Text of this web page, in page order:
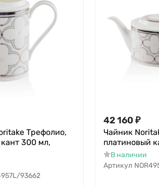
Трефолио,
300 мл,
93662
42 160 ₽
Чайник
платиновый
В наличии
Артикул